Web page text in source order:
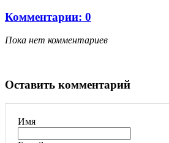
Комментарии: 0
Пока нет комментариев
Оставить комментарий
Имя